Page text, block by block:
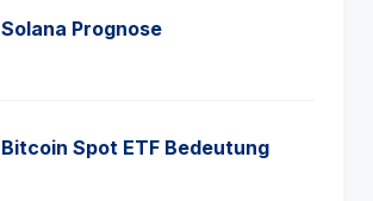
Solana Prognose
Bitcoin Spot ETF Bedeutung